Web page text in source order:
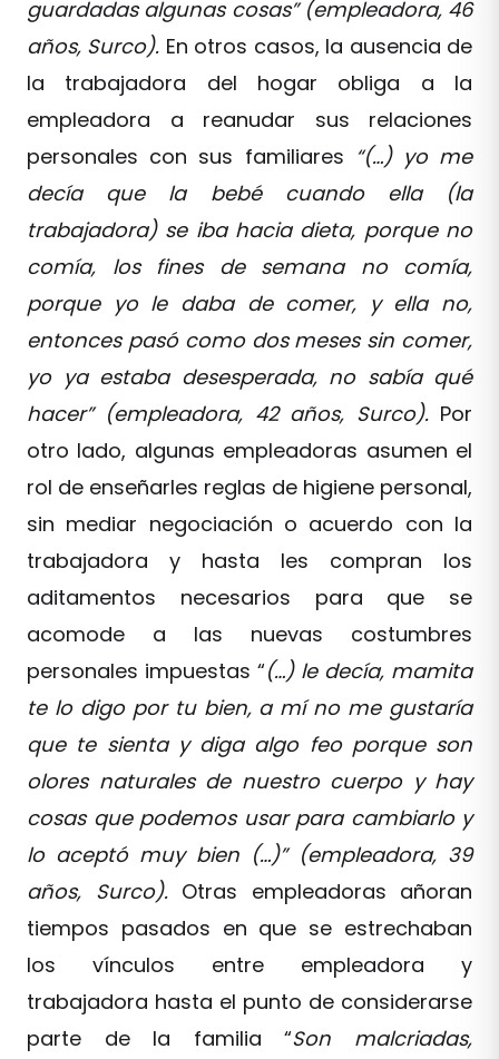
guardadas algunas cosas” (empleadora, 46
años, Surco). En otros casos, la ausencia de
la trabajadora del hogar obliga a la
empleadora a reanudar sus relaciones
personales con sus familiares “(…) yo me
decía que la bebé cuando ella (la
trabajadora) se iba hacia dieta, porque no
comía, los fines de semana no comía,
porque yo le daba de comer, y ella no,
entonces pasó como dos meses sin comer,
yo ya estaba desesperada, no sabía qué
hacer” (empleadora, 42 años, Surco).Por
otro lado, algunas empleadoras asumen el
rol de enseñarles reglas de higiene personal,
sin mediar negociación o acuerdo con la
trabajadora y hasta les compran los
aditamentos necesarios para que se
acomode a las nuevas costumbres
personales impuestas “(…) le decía, mamita
te lo digo por tu bien, a mí no me gustaría
que te sienta y diga algo feo porque son
olores naturales de nuestro cuerpo y hay
cosas que podemos usar para cambiarlo y
lo aceptó muy bien (…)” (empleadora, 39
años, Surco). Otras empleadoras añoran
tiempos pasados en que se estrechaban
los vínculos entre empleadora y
trabajadora hasta el punto de considerarse
parte de la familia “Son malcriadas,